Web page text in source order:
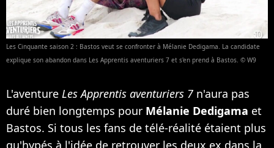
Les Cinquante saison 2 : Bastos veut se confronter à Mélanie Dedigama. La candidate
explique son abandon dans Les Apprentis aventuriers 7 et s'en prend à Bastos. © W9
L'aventure Les Apprentis aventuriers 7 n'aura pas
duré bien longtemps pour Mélanie Dedigama et
Bastos. Si tous les fans de télé-réalité étaient plus
qu'hypés à l'idée de retrouver les deux ex dans la